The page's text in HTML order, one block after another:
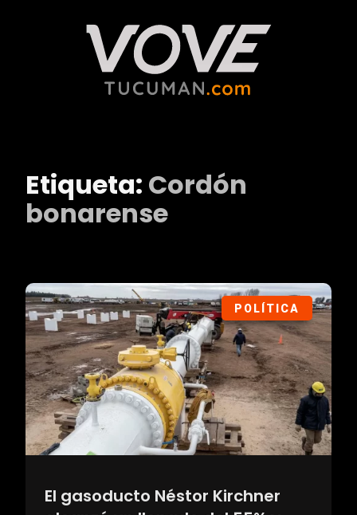
Etiqueta: Cordón
bonarense
POLÍTICA
El gasoducto Néstor Kirchner